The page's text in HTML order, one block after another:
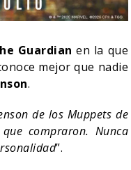
Guardianen la que
mejor que nadie
.
de los Muppets de
compraron. Nunca
”.